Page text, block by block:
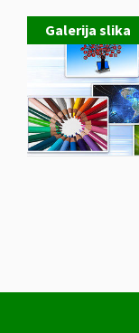
Galerija slika